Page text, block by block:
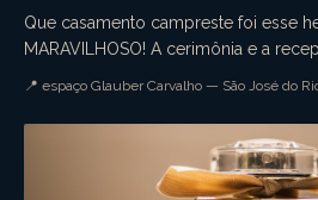
Que casamento campreste foi esse
MARAVILHOSO! A cerimônia e a
📍 espaço Glauber Carvalho — São José do